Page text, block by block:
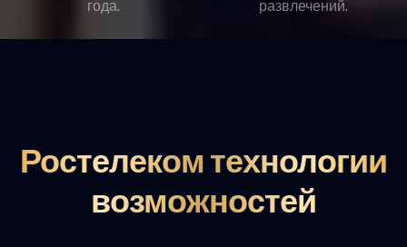
года.
развлечений.
Ростелеком технологии
возможностей